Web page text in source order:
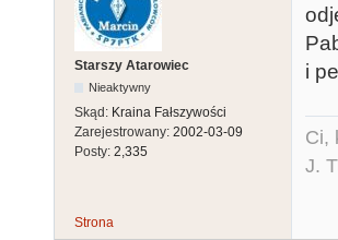
Starszy Atarowiec
Nieaktywny
Skąd: Kraina Fałszywości
Zarejestrowany: 2002-03-09
Posty: 2,335
i
Ci,
J.
Strona